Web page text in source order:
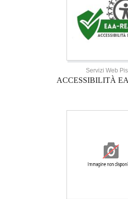
Servizi Web
ACCESSIBILITÀ